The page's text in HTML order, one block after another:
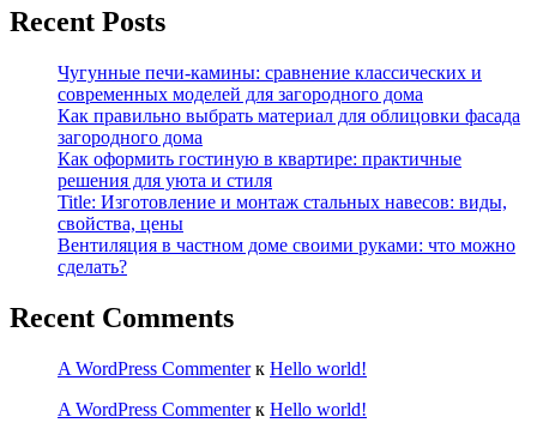
Recent Posts
Чугунные печи-камины: сравнение классических и
современных моделей для загородного дома
Как правильно выбрать материал для облицовки фасада
загородного дома
Как оформить гостиную в квартире: практичные
решения для уюта и стиля
Title: Изготовление и монтаж стальных навесов: виды,
свойства, цены
Вентиляция в частном доме своими руками: что можно
сделать?
Recent Comments
A WordPress Commenterк Hello world!
A WordPress Commenterк Hello world!